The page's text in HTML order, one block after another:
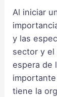
Al iniciar
y las
sector y el
espera de
tiene la